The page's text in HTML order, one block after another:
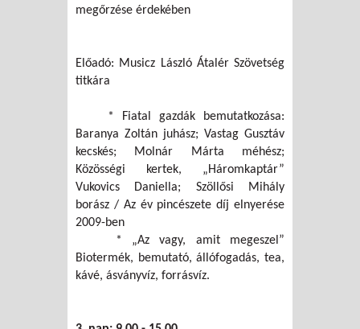
megőrzése érdekében
Előadó: Musicz László Átalér Szövetség
titkára
* Fiatal gazdák bemutatkozása:
Baranya Zoltán juhász; Vastag Gusztáv
kecskés; Molnár Márta méhész;
Közösségi kertek, „Háromkaptár”
Vukovics Daniella; Szöllősi Mihály
borász / Az év pincészete díj elnyerése
2009-ben
* „Az vagy, amit megeszel”
Biotermék, bemutató, állófogadás, tea,
kávé, ásványvíz, forrásvíz.